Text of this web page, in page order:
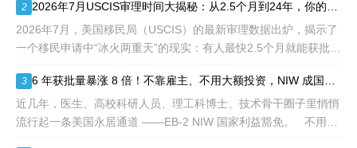
等的限制，所以也愈来愈受
到中国杰出人才的青睐。
突、白白浪费几年
2
2026年7月，美国移民局（USCIS）的最新审理数据出炉，揭示了
一个移民申请中“冰火两重天”的现实：有人最快2.5个月就能获批，
一
3
近几年，医生、高校科研人员、理工科博士、技术骨干圈子里悄悄
流行起一条美国永居通道 ——EB-2 NIW 国家利益豁免。 不用提